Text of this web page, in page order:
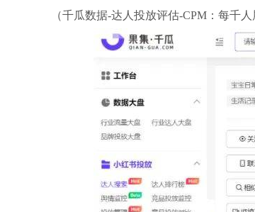
（千瓜数据-达人投放评估-CPM：每千